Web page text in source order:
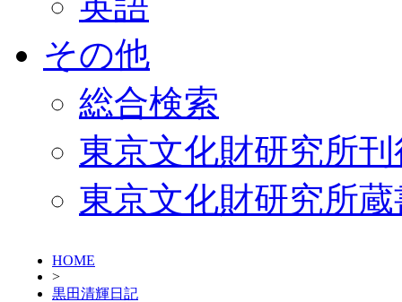
その他
総合検索
東京文化財研究所
東京文化財研究所
HOME
>
黒田清輝日記